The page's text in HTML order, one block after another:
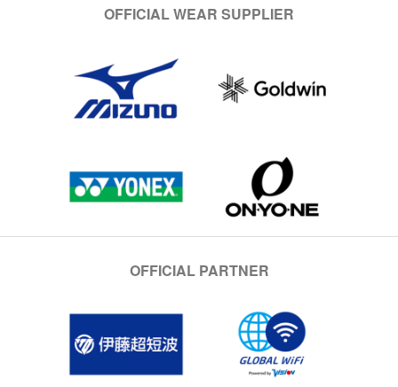
OFFICIAL WEAR SUPPLIER
OFFICIAL PARTNER